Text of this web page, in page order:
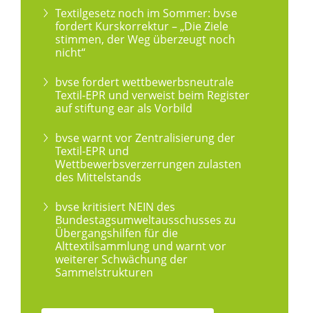
Textilgesetz noch im Sommer: bvse
fordert Kurskorrektur – „Die Ziele
stimmen, der Weg überzeugt noch
nicht“
bvse fordert wettbewerbsneutrale
Textil-EPR und verweist beim Register
auf stiftung ear als Vorbild
bvse warnt vor Zentralisierung der
Textil-EPR und
Wettbewerbsverzerrungen zulasten
des Mittelstands
bvse kritisiert NEIN des
Bundestagsumweltausschusses zu
Übergangshilfen für die
Alttextilsammlung und warnt vor
weiterer Schwächung der
Sammelstrukturen